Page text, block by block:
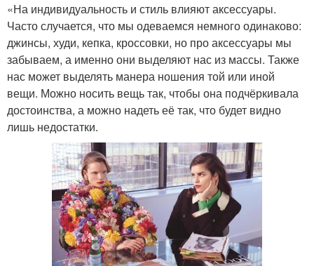
«На индивидуальность и стиль влияют аксессуары.
Часто случается, что мы одеваемся немного одинаково:
джинсы, худи, кепка, кроссовки, но про аксессуары мы
забываем, а именно они выделяют нас из массы. Также
нас может выделять манера ношения той или иной
вещи. Можно носить вещь так, чтобы она подчёркивала
достоинства, а можно надеть её так, что будет видно
лишь недостатки.